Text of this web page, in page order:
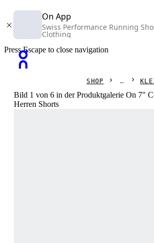
On App
Swiss Performance Running
Clothing
Press Escape to close navigation
SHOP
Bild 1 von 6 in der Produktgalerie On 7"
Herren Shorts